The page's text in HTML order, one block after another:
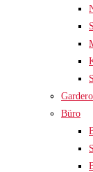
Büro